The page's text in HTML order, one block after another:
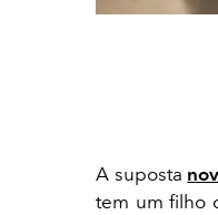
A suposta
tem um filho